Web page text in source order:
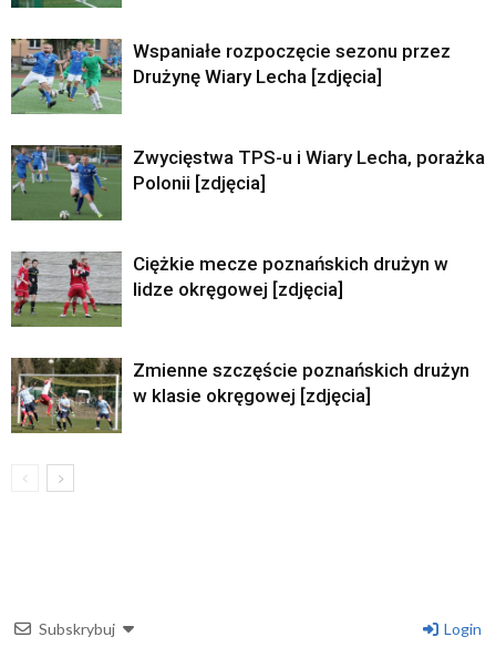
Wspaniałe rozpoczęcie sezonu przez
Drużynę Wiary Lecha [zdjęcia]
Zwycięstwa TPS-u i Wiary Lecha, porażka
Polonii [zdjęcia]
Ciężkie mecze poznańskich drużyn w
lidze okręgowej [zdjęcia]
Zmienne szczęście poznańskich drużyn
w klasie okręgowej [zdjęcia]
Subskrybuj Login